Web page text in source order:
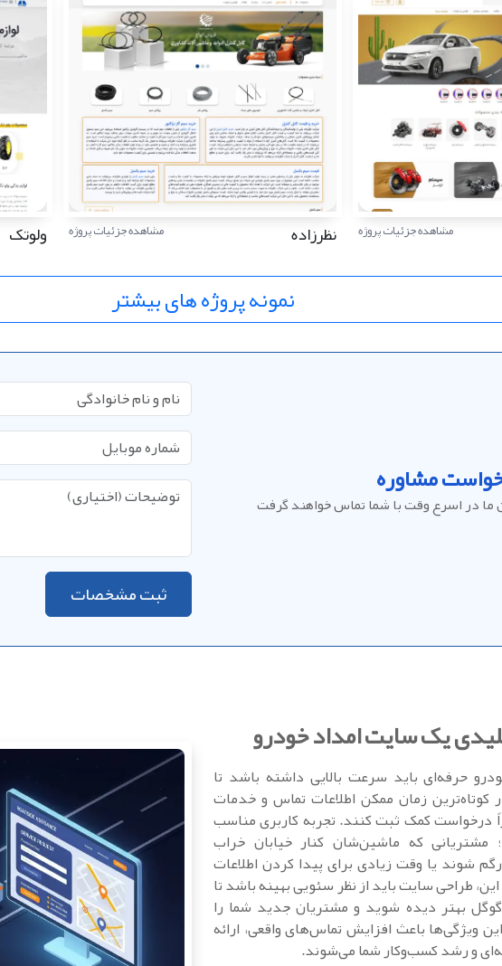
مشاهده جزئیات پروژه نظرزاده مشاهده جزئیات پروژه ولوتک
نمونه پروژه های بیشتر
مشاوره
ما در اسرع وقت با شما تماس خواهند گرفت
ثبت مشخصات
یک سایت امداد خودرو
حرفه‌ای باید سرعت بالایی داشته باشد تا
کوتاه‌ترین زمان ممکن اطلاعات تماس و خدمات
درخواست کمک ثبت کنند. تجربه کاربری مناسب
مشتریانی که ماشین‌شان کنار خیابان خراب
شوند یا وقت زیادی برای پیدا کردن اطلاعات
طراحی سایت باید از نظر سئویی بهینه باشد تا
بهتر دیده شوید و مشتریان جدید شما را
ویژگی‌ها باعث افزایش تماس‌های واقعی، ارائه
و رشد کسب‌وکار شما می‌شوند.